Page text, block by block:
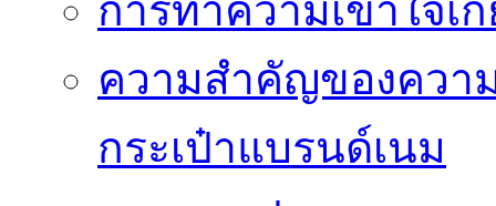
การทำความเข้าใจเ
ความสำคัญของควา
กระเป๋าแบรนด์เนม